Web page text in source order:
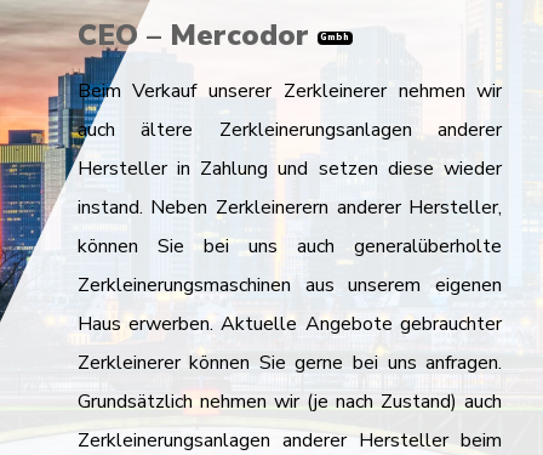
CEO – Mercodor Gmbh
Beim Verkauf unserer Zerkleinerer nehmen wir
auch ältere Zerkleinerungsanlagen anderer
Hersteller in Zahlung und setzen diese wieder
instand. Neben Zerkleinerern anderer Hersteller,
können Sie bei uns auch generalüberholte
Zerkleinerungsmaschinen aus unserem eigenen
Haus erwerben. Aktuelle Angebote gebrauchter
Zerkleinerer können Sie gerne bei uns anfragen.
Grundsätzlich nehmen wir (je nach Zustand) auch
Zerkleinerungsanlagen anderer Hersteller beim